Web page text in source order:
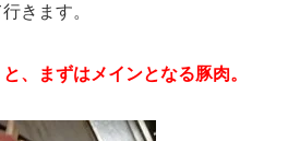
きます。
、まずはメインとなる豚肉。